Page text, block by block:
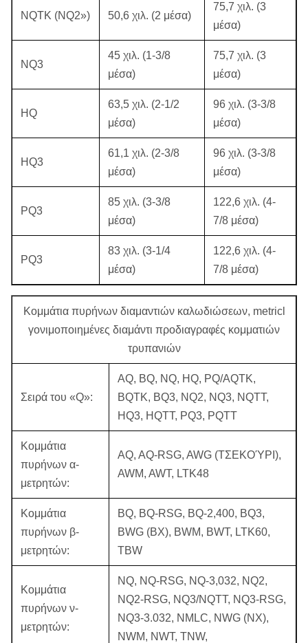
NQTK (NQ2») 50,6 χιλ. (2 μέσα)
75,7 χιλ. (3
μέσα)
NQ3
45 χιλ. (1-3/8
μέσα)
75,7 χιλ. (3
μέσα)
HQ
63,5 χιλ. (2-1/2
μέσα)
96 χιλ. (3-3/8
μέσα)
HQ3
61,1 χιλ. (2-3/8
μέσα)
96 χιλ. (3-3/8
μέσα)
PQ3
85 χιλ. (3-3/8
μέσα)
122,6 χιλ. (4-
7/8 μέσα)
PQ3
83 χιλ. (3-1/4
μέσα)
122,6 χιλ. (4-
7/8 μέσα)
Κομμάτια πυρήνων διαμαντιών καλωδιώσεων, metricl
γονιμοποιημένες διαμάντι προδιαγραφές κομματιών
τρυπανιών
Σειρά του «Q»:
AQ, BQ, NQ, HQ, PQ/AQTK,
BQTK, BQ3, NQ2, NQ3, NQTT,
HQ3, HQTT, PQ3, PQTT
Κομμάτια
πυρήνων α-
μετρητών:
AQ, AQ-RSG, AWG (ΤΣΕΚΟΎΡΙ),
AWM, AWT, LTK48
Κομμάτια
πυρήνων β-
μετρητών:
BQ, BQ-RSG, BQ-2,400, BQ3,
BWG (BX), BWM, BWT, LTK60,
TBW
Κομμάτια
πυρήνων ν-
μετρητών:
NQ, NQ-RSG, NQ-3,032, NQ2,
NQ2-RSG, NQ3/NQTT, NQ3-RSG,
NQ3-3.032, NMLC, NWG (NX),
NWM, NWT, TNW,